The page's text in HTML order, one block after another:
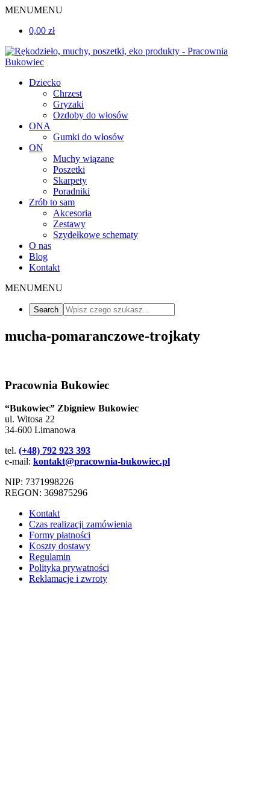
MENUMENU
0,00 zł
Dziecko
Chrzest
Gryzaki
Ozdoby do włosów
ONA
Gumki do włosów
ON
Muchy wiązane
Poszetki
Skarpety
Poradniki
Zrób to sam
Akcesoria
Zestawy
Szydełkowe schematy
O nas
Blog
Kontakt
MENUMENU
mucha-pomaranczowe-trojkaty
Pracownia Bukowiec
“Bukowiec” Zbigniew Bukowiec
ul. Witosa 22
34-600 Limanowa
tel. (+48) 792 923 393
e-mail: kontakt@pracownia-bukowiec.pl
NIP: 7371998226
REGON: 369875296
Kontakt
Czas realizacji zamówienia
Formy płatności
Koszty dostawy
Regulamin
Polityka prywatności
Reklamacje i zwroty